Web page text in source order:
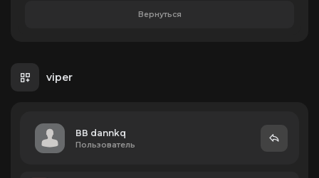
Вернуться
viper
ВВ dannkq
Пользователь